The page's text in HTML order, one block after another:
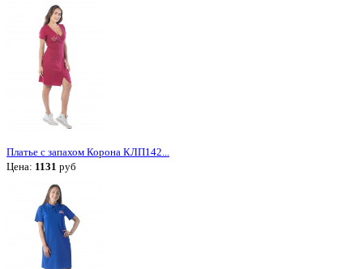
Платье с запахом Корона КЛП142...
Цена: 1131 руб